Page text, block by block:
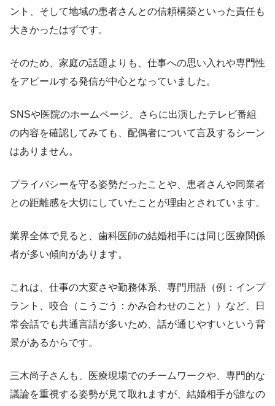
ント、そして地域の患者さんとの信頼構築といった責任も
大きかったはずです。
そのため、家庭の話題よりも、仕事への思い入れや専門性
をアピールする発信が中心となっていました。
SNSや医院のホームページ、さらに出演したテレビ番組
の内容を確認してみても、配偶者について言及するシーン
はありません。
プライバシーを守る姿勢だったことや、患者さんや同業者
との距離感を大切にしていたことが理由とされています。
業界全体で見ると、歯科医師の結婚相手には同じ医療関係
者が多い傾向があります。
これは、仕事の大変さや勤務体系、専門用語（例：インプ
ラント、咬合（こうごう：かみ合わせのこと））など、日
常会話でも共通言語が多いため、話が通じやすいという背
景があるからです。
三木尚子さんも、医療現場でのチームワークや、専門的な
議論を重視する姿勢が見て取れますが、結婚相手が誰なの